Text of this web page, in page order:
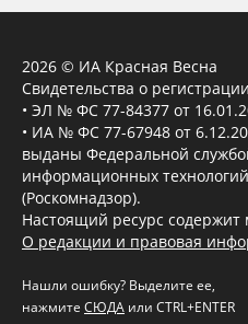
2026 © ИА Красная Весна
Свидетельства о
• ЭЛ № ФС 77-84377 от
• ИА № ФС 77-67948 от
выданы Федеральной
информационных
(Роскомнадзор).
Настоящий ресурс содержит
О редакции и правовая
Нашли ошибку? Выделите ее,
нажмите СЮДА или CTRL+ENTER